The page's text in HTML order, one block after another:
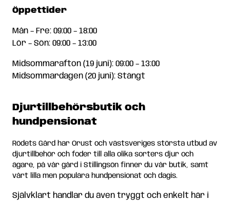
Öppettider
Mån – Fre: 09:00 – 18:00
Lör – Sön: 09:00 – 13:00
Midsommarafton (19 juni): 09:00 – 13:00
Midsommardagen (20 juni): Stängt
Djurtillbehörsbutik och
hundpensionat
Rödets Gård har Orust och västsveriges största utbud av
djurtillbehör och foder till alla olika sorters djur och
ägare, på vår gård i Stillingsön finner du vår butik, samt
vårt lilla men populära hundpensionat och dagis.
Självklart handlar du även tryggt och enkelt här i